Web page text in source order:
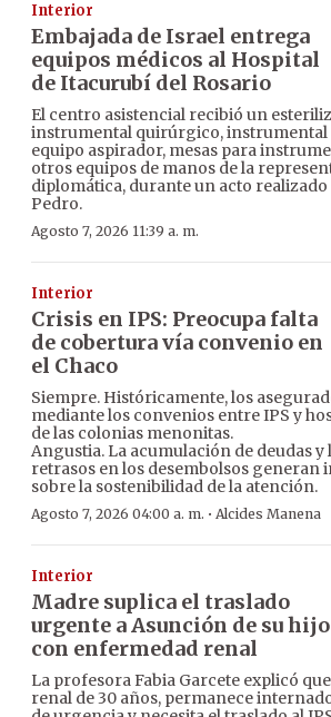
Interior
Embajada de Israel entrega
equipos médicos al Hospital
de Itacurubí del Rosario
El centro asistencial recibió un
instrumental quirúrgico, instrumental
equipo aspirador, mesas para
otros equipos de manos de la
diplomática, durante un acto realizado
Pedro.
Agosto 7, 2026 11:39 a. m.
Interior
Crisis en IPS: Preocupa falta
de cobertura vía convenio en
el Chaco
Siempre. Históricamente, los
mediante los convenios entre IPS y
de las colonias menonitas.
Angustia. La acumulación de deudas y
retrasos en los desembolsos generan
sobre la sostenibilidad de la atención.
Agosto 7, 2026 04:00 a. m. · Alcides Manena
Interior
Madre suplica el traslado
urgente a Asunción de su hijo
con enfermedad renal
La profesora Fabia Garcete explicó
renal de 30 años, permanece